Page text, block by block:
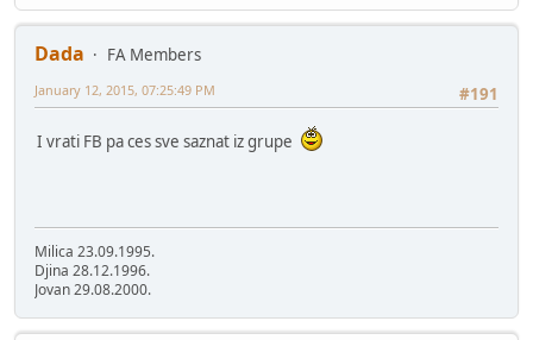
Dada
FA Members
#191
January 12, 2015, 07:25:49 PM
I vrati FB pa ces sve saznat iz grupe
Milica 23.09.1995.
Djina 28.12.1996.
Jovan 29.08.2000.